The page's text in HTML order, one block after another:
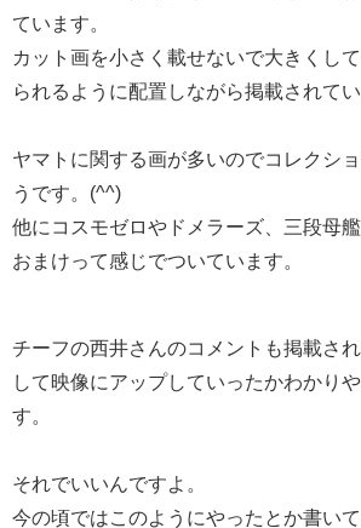
ています。
カット画を小さく載せないで大きくし
られるように配置しながら掲載されてい
ヤマトに関する画が多いのでコレクシ
うです。(^^)
他にコスモゼロやドメラーズ、三段母
おまけって感じでついています。
チーフの西井さんのコメントも掲載さ
して映像にアップしていったかわかり
す。
それでいいんですよ。
今の頃ではこのようにやったとか書いて